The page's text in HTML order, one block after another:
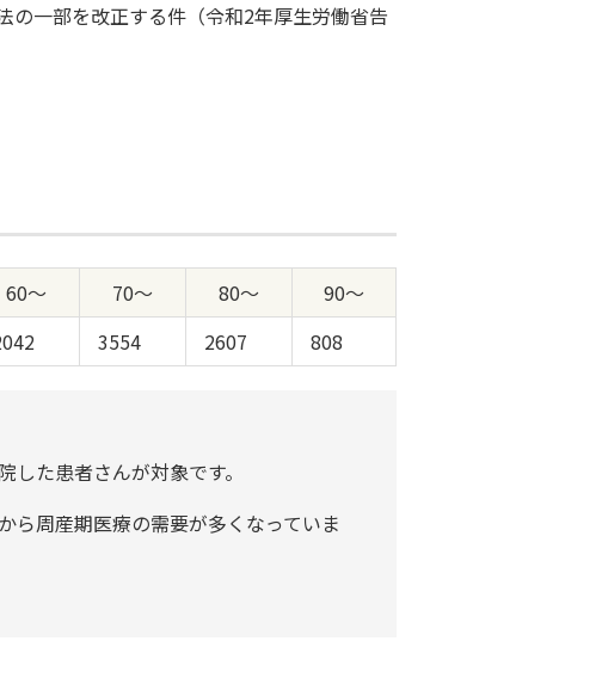
の一部を改正する件（令和2年厚生労働省告
60～ 70～ 80～
90～
3554 2607 808
た患者さんが対象です。
ら周産期医療の需要が多くなっていま